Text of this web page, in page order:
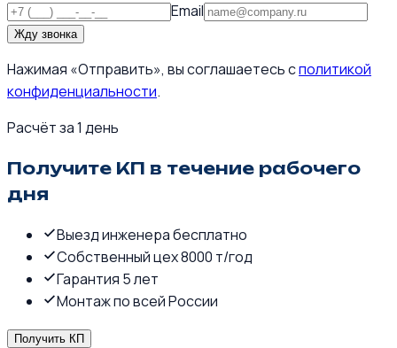
Email
Жду звонка
Нажимая «Отправить», вы соглашаетесь сполитикой
конфиденциальности.
Расчёт за 1 день
Получите КП в течение рабочего
дня
Выезд инженера бесплатно
Собственный цех 8000 т/год
Гарантия 5 лет
Монтаж по всей России
Получить КП